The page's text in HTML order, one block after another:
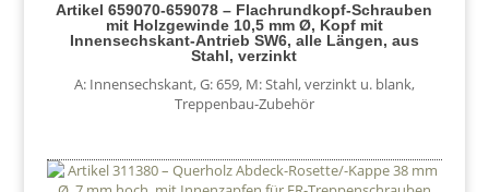
Artikel 659070-659078 – Flachrundkopf-Schrauben
mit Holzgewinde 10,5 mm Ø, Kopf mit
Innensechskant-Antrieb SW6, alle Längen, aus
Stahl, verzinkt
A: Innensechskant,G: 659, M: Stahl, verzinkt u. blank,
Treppenbau-Zubehör